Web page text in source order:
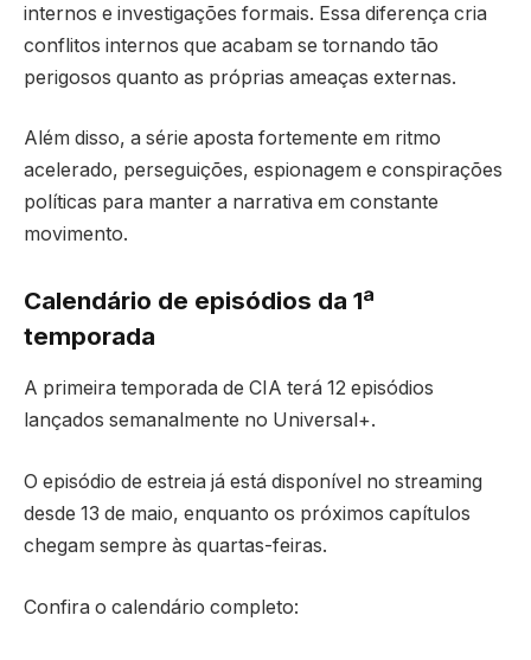
internos e investigações formais. Essa diferença cria
conflitos internos que acabam se tornando tão
perigosos quanto as próprias ameaças externas.
Além disso, a série aposta fortemente em ritmo
acelerado, perseguições, espionagem e conspirações
políticas para manter a narrativa em constante
movimento.
Calendário de episódios da 1ª
temporada
A primeira temporada de CIA terá 12 episódios
lançados semanalmente no Universal+.
O episódio de estreia já está disponível no streaming
desde 13 de maio, enquanto os próximos capítulos
chegam sempre às quartas-feiras.
Confira o calendário completo: